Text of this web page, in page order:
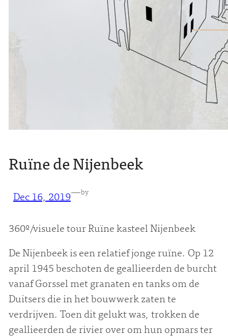
Ruïne de Nijenbeek
Dec 16, 2019—by
360º/visuele tour Ruïne kasteel Nijenbeek
De Nijenbeek is een relatief jonge ruïne. Op 12
april 1945 beschoten de geallieerden de burcht
vanaf Gorssel met granaten en tanks om de
Duitsers die in het bouwwerk zaten te
verdrijven. Toen dit gelukt was, trokken de
geallieerden de rivier over om hun opmars ter